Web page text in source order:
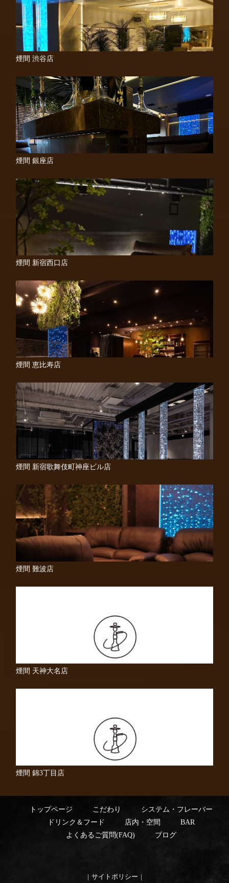
煙間 渋谷店
煙間 銀座店
煙間 新宿西口店
煙間 恵比寿店
煙間 新宿歌舞伎町神座ビル店
煙間 難波店
煙間 天神大名店
煙間 錦3丁目店
トップページ こだわり
システム・フレーバー
ドリンク＆フード
店内・空間
BAR
よくあるご質問(FAQ)
ブログ
サイトポリシー